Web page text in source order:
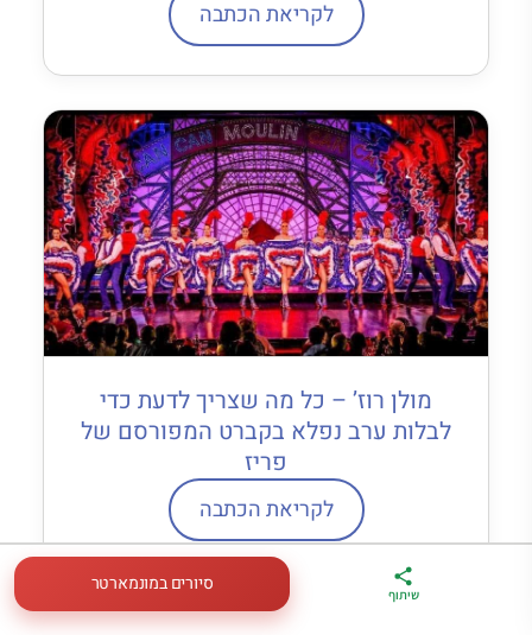
לקריאת הכתבה
מולן רוז’ – כל מה שצריך לדעת כדי
לבלות ערב נפלא בקברט המפורסם של
פריז
לקריאת הכתבה
ארגז הכלים שלי
מדריך פריז
במתנה
דברו
איתי בווטסאפ
שיתוף סיורים במונמארטר